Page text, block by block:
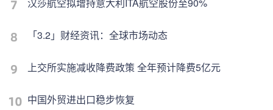
汉莎航空拟增持意大利ITA航空股份至90%
「3.2」财经资讯：全球市场动态
上交所实施减收降费政策 全年预计降费5亿元
中国外贸进出口稳步恢复